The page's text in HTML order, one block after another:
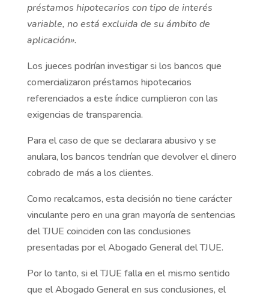
préstamos hipotecarios con tipo de interés
variable, no está excluida de su ámbito de
aplicación».
Los jueces podrían investigar si los bancos que
comercializaron préstamos hipotecarios
referenciados a este índice cumplieron con las
exigencias de transparencia.
Para el caso de que se declarara abusivo y se
anulara, los bancos tendrían que devolver el dinero
cobrado de más a los clientes.
Como recalcamos, esta decisión no tiene carácter
vinculante pero en una gran mayoría de sentencias
del TJUE coinciden con las conclusiones
presentadas por el Abogado General del TJUE.
Por lo tanto, si el TJUE falla en el mismo sentido
que el Abogado General en sus conclusiones, el